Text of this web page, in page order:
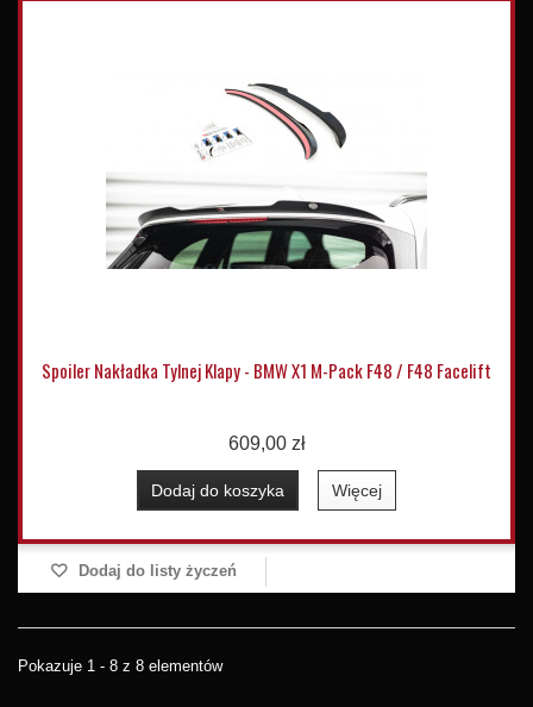
Spoiler Nakładka Tylnej Klapy - BMW X1 M-Pack F48 / F48 Facelift
609,00 zł
Dodaj do koszyka Więcej
Dodaj do listy życzeń
Pokazuje 1 - 8 z 8 elementów